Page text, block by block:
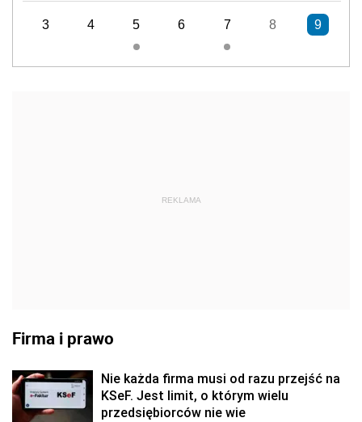
3 4 5 6 7 8 9
REKLAMA
Firma i prawo
Nie każda firma musi od razu przejść na
KSeF. Jest limit, o którym wielu
przedsiębiorców nie wie